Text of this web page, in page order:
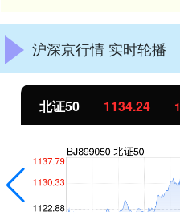
沪深京行情 实时轮播
创业板指 3563.12